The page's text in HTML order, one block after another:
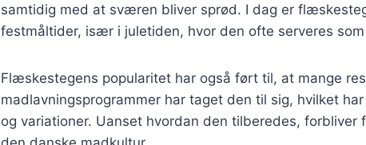
samtidig med at sværen bliver sprød. I dag er
festmåltider, især i juletiden, hvor den ofte serveres
Flæskestegens popularitet har også ført til, at mange
madlavningsprogrammer har taget den til sig, hvilket
og variationer. Uanset hvordan den tilberedes,